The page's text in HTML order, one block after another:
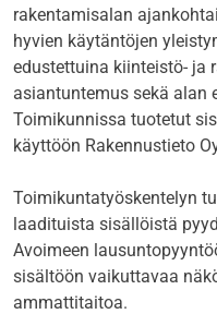
rakentamisalan
hyvien käytäntöjen
edustettuina kiinteistö- ja
asiantuntemus sekä alan
Toimikunnissa tuotetut
käyttöön Rakennustieto
Toimikuntatyöskentelyn
laadituista sisällöistä
Avoimeen
sisältöön vaikuttavaa
ammattitaitoa.